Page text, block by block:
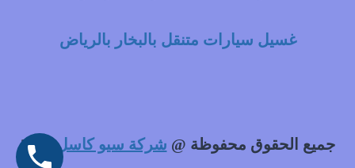
غسيل سيارات متنقل بالبخار بالرياض
جميع الحقوق محفوظة @ شركة سيو كاسل2021